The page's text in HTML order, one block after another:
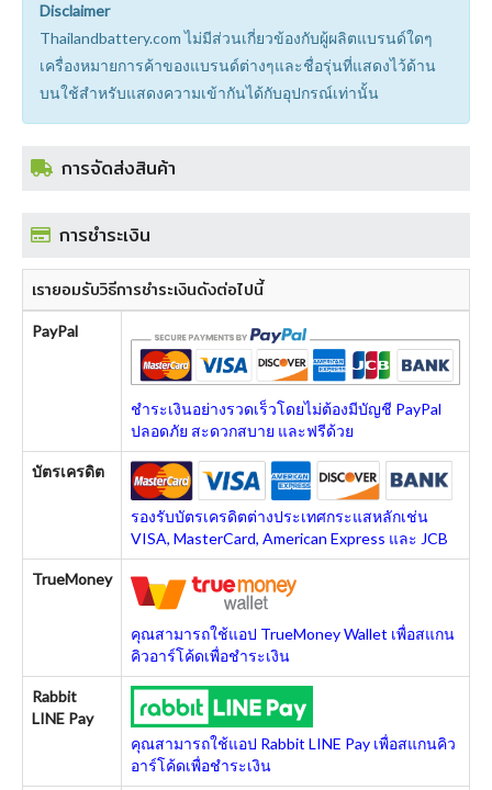
Disclaimer
Thailandbattery.com ไม่มีส่วนเกี่ยวข้องกับผู้ผลิตแบรนด์ใดๆ
เครื่องหมายการค้าของแบรนด์ต่างๆและชื่อรุ่นที่แสดงไว้ด้าน
บนใช้สำหรับแสดงความเข้ากันได้กับอุปกรณ์เท่านั้น
การจัดส่งสินค้า
การชำระเงิน
เรายอมรับวิธีการชำระเงินดังต่อไปนี้
PayPal
ชำระเงินอย่างรวดเร็วโดยไม่ต้องมีบัญชี PayPal
ปลอดภัย สะดวกสบาย และฟรีด้วย
บัตรเครดิต
รองรับบัตรเครดิตต่างประเทศกระแสหลักเช่น
VISA, MasterCard, American Express และ JCB
TrueMoney
คุณสามารถใช้แอป TrueMoney Wallet เพื่อสแกน
คิวอาร์โค้ดเพื่อชำระเงิน
Rabbit
LINE Pay
คุณสามารถใช้แอป Rabbit LINE Pay เพื่อสแกนคิว
อาร์โค้ดเพื่อชำระเงิน